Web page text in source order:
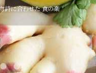
の＜風土＞と＜人＞
詩に合わせた食の楽
わり＞や、＜おもて
感じることのできる
験や視点を通じて、
小さなまちから生
を追い続けてきた
と、
そのストーリ
ようとする人や取り
伝えます。